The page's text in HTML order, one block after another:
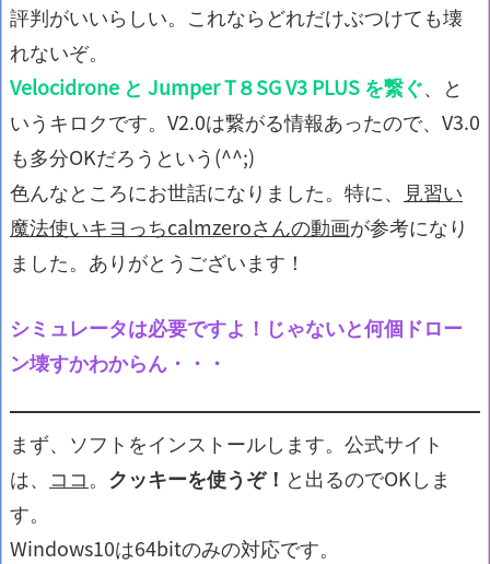
評判がいいらしい。これならどれだけぶつけても壊
れないぞ。
Velocidrone と Jumper T８SG V3 PLUS を繋ぐ、と
いうキロクです。V2.0は繋がる情報あったので、V3.0
も多分OKだろうという(^^;)
色んなところにお世話になりました。特に、
見習い
魔法使いキヨっちcalmzeroさんの動画が参考になり
ました。ありがとうございます！
シミュレータは必要ですよ！じゃないと何個ドロー
ン壊すかわからん・・・
まず、ソフトをインストールします。公式サイト
は、 ココ。 クッキーを使うぞ！ と出るのでOKしま
す。
Windows10は64bitのみの対応です。